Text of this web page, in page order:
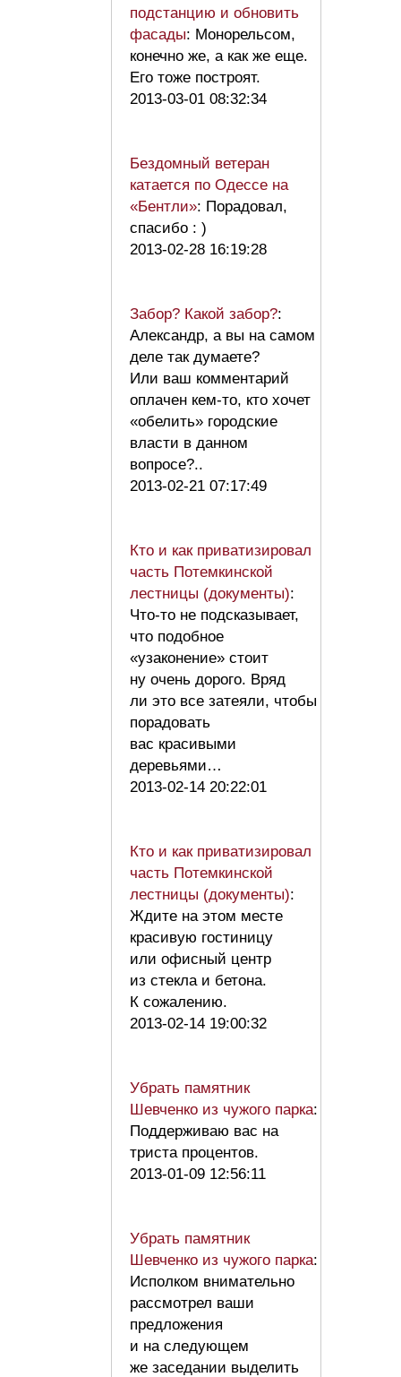
подстанцию и обновить
фасады: Монорельсом,
конечно же, а как же еще.
Его тоже построят.
2013-03-01 08:32:34
Бездомный ветеран
катается по Одессе на
«Бентли»: Порадовал,
спасибо : )
2013-02-28 16:19:28
Забор? Какой забор?:
Александр, а вы на самом
деле так думаете?
Или ваш комментарий
оплачен кем-то, кто хочет
«обелить» городские
власти в данном
вопросе?..
2013-02-21 07:17:49
Кто и как приватизировал
часть Потемкинской
лестницы (документы):
Что-то не подсказывает,
что подобное
«узаконение» стоит
ну очень дорого. Вряд
ли это все затеяли, чтобы
порадовать
вас красивыми
деревьями…
2013-02-14 20:22:01
Кто и как приватизировал
часть Потемкинской
лестницы (документы):
Ждите на этом месте
красивую гостиницу
или офисный центр
из стекла и бетона.
К сожалению.
2013-02-14 19:00:32
Убрать памятник
Шевченко из чужого парка:
Поддерживаю вас на
триста процентов.
2013-01-09 12:56:11
Убрать памятник
Шевченко из чужого парка:
Исполком внимательно
рассмотрел ваши
предложения
и на следующем
же заседании выделить